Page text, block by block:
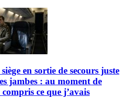
en sortie de secours juste
jambes : au moment de
ce que j’avais